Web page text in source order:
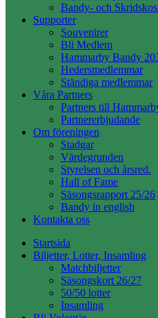
Bandy- och
Supporter
Souvenirer
Bli Medlem
Hammarby Bandy
Hedersmedlemmar
Ständiga medlemmar
Våra Partners
Partners till
Partnererbjudande
Om föreningen
Stadgar
Värdegrunden
Styrelsen och årsred.
Hall of Fame
Säsongsrapport 25/26
Bandy in english
Kontakta oss
Startsida
Biljetter, Lotter, Insamling
Matchbiljetter
Säsongskort 26/27
50/50 lotter
Insamling